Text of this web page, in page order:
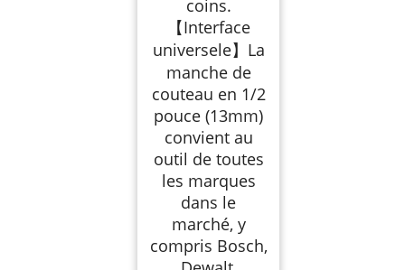
coins.
【Interface
universele】La
manche de
couteau en 1/2
pouce (13mm)
convient au
outil de toutes
les marques
dans le
marché, y
compris Bosch,